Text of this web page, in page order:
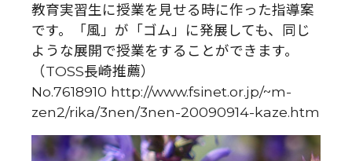
教育実習生に授業を見せる時に作った指導案
です。「風」が「ゴム」に発展しても、同じ
ような展開で授業をすることができます。
（TOSS長崎推薦）
No.7618910 http://www.fsinet.or.jp/~m-
zen2/rika/3nen/3nen-20090914-kaze.htm